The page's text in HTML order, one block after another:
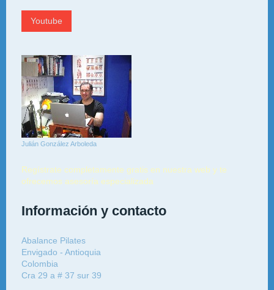
Youtube
Julián González Arboleda
Regístrate completamente gratis en nuestra web y te
ofrecemos asesoría especializada
Información y contacto
Abalance Pilates
Envigado - Antioquia
Colombia
Cra 29 a # 37 sur 39